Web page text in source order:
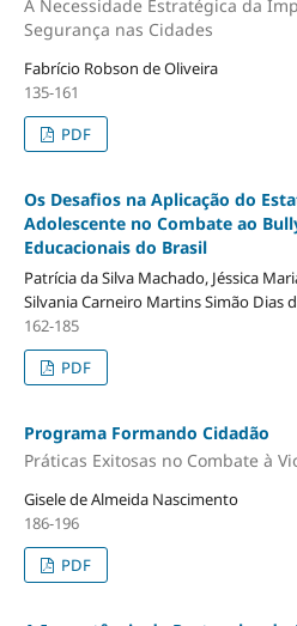
A Necessidade Estratégica da
Segurança nas Cidades
Fabrício Robson de Oliveira
135-161
PDF
Os Desafios na Aplicação do
Adolescente no Combate ao
Educacionais do Brasil
Patrícia da Silva Machado, Jéssica
Silvania Carneiro Martins Simão Dias
162-185
PDF
Programa Formando Cidadão
Práticas Exitosas no Combate à
Gisele de Almeida Nascimento
186-196
PDF